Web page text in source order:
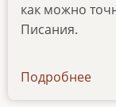
как можно
Писания.
Подробнее